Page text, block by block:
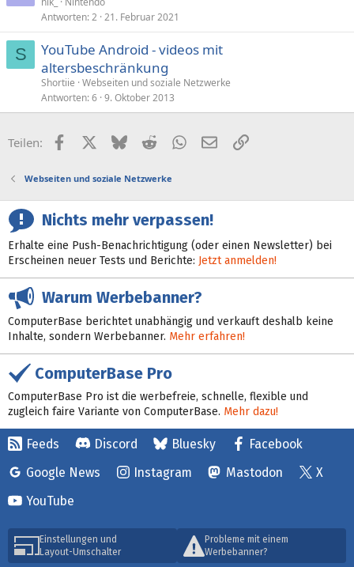
Antworten 2 21. Februar 2021
S
YouTube Android - videos mit
altersbeschränkung
Shortiie Webseiten und soziale Netzwerke
Antworten 6 9. Oktober 2013
Teilen: FacebookX (Twitter)
BlueskyRedditWhatsApp
E-MailLink
Webseiten und soziale Netzwerke
Nichts mehr verpassen!
Erhalte eine Push-Benachrichtigung (oder einen Newsletter) bei
Erscheinen neuer Tests und Berichte: Jetzt anmelden!
Warum Werbebanner?
ComputerBase berichtet unabhängig und verkauft deshalb keine
Inhalte, sondern Werbebanner. Mehr erfahren!
ComputerBase Pro
ComputerBase Pro ist die werbefreie, schnelle, flexible und
zugleich faire Variante von ComputerBase. Mehr dazu!
Feeds Discord Bluesky
Facebook
Google News
Instagram Mastodon
X
YouTube
Einstellungen und
Layout-Umschalter
Probleme mit einem
Werbebanner?